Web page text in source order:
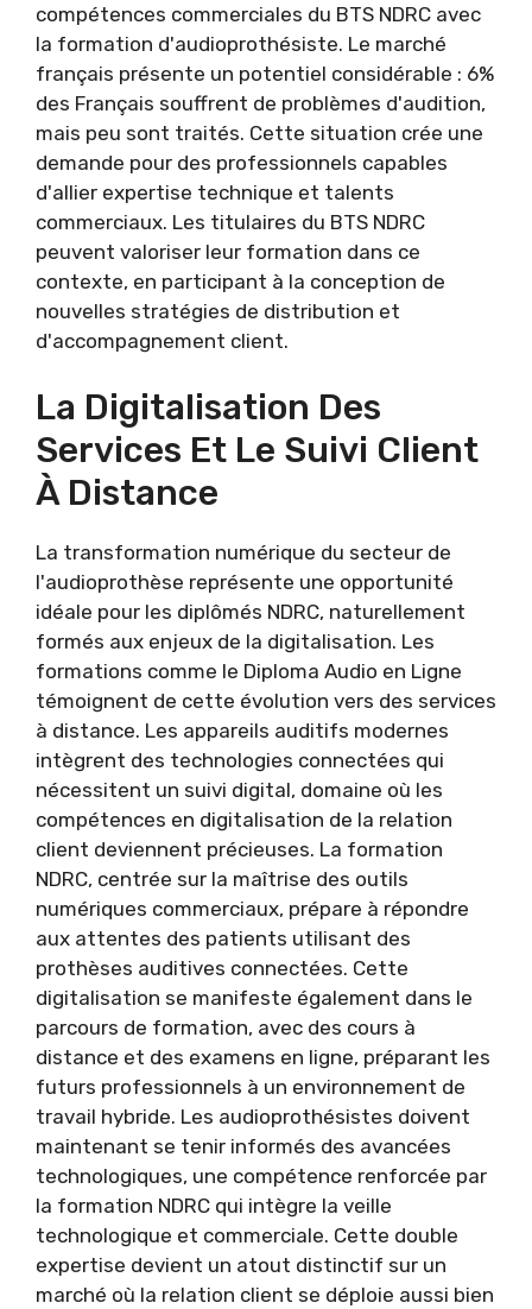
compétences commerciales du BTS NDRC avec
la formation d'audioprothésiste. Le marché
français présente un potentiel considérable : 6%
des Français souffrent de problèmes d'audition,
mais peu sont traités. Cette situation crée une
demande pour des professionnels capables
d'allier expertise technique et talents
commerciaux. Les titulaires du BTS NDRC
peuvent valoriser leur formation dans ce
contexte, en participant à la conception de
nouvelles stratégies de distribution et
d'accompagnement client.
La Digitalisation Des
Services Et Le Suivi Client
À Distance
La transformation numérique du secteur de
l'audioprothèse représente une opportunité
idéale pour les diplômés NDRC, naturellement
formés aux enjeux de la digitalisation. Les
formations comme le Diploma Audio en Ligne
témoignent de cette évolution vers des services
à distance. Les appareils auditifs modernes
intègrent des technologies connectées qui
nécessitent un suivi digital, domaine où les
compétences en digitalisation de la relation
client deviennent précieuses. La formation
NDRC, centrée sur la maîtrise des outils
numériques commerciaux, prépare à répondre
aux attentes des patients utilisant des
prothèses auditives connectées. Cette
digitalisation se manifeste également dans le
parcours de formation, avec des cours à
distance et des examens en ligne, préparant les
futurs professionnels à un environnement de
travail hybride. Les audioprothésistes doivent
maintenant se tenir informés des avancées
technologiques, une compétence renforcée par
la formation NDRC qui intègre la veille
technologique et commerciale. Cette double
expertise devient un atout distinctif sur un
marché où la relation client se déploie aussi bien